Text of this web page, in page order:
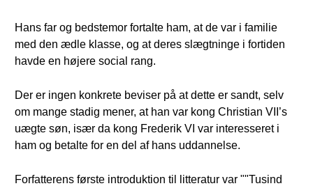
Hans far og bedstemor fortalte ham, at de var i familie
med den ædle klasse, og at deres slægtninge i fortiden
havde en højere social rang.
Der er ingen konkrete beviser på at dette er sandt, selv
om mange stadig mener, at han var kong Christian VII’s
uægte søn, især da kong Frederik VI var interesseret i
ham og betalte for en del af hans uddannelse.
Forfatterens første introduktion til litteratur var ""Tusind